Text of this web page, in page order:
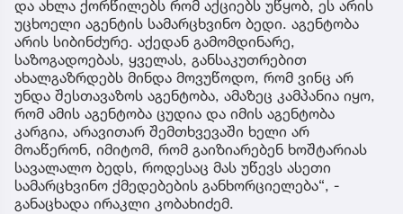
და ახლა ქორწილებს რომ აქციებს უწყობ, ეს არის
უცხოელი აგენტის სამარცხვინო ბედი. აგენტობა
არის სიბინძურე. აქედან გამომდინარე,
საზოგადოებას, ყველას, განსაკუთრებით
ახალგაზრდებს მინდა მოვუწოდო, რომ ვინც არ
უნდა შესთავაზოს აგენტობა, ამაზეც კამპანია იყო,
რომ ამის აგენტობა ცუდია და იმის აგენტობა
კარგია, არავითარ შემთხვევაში ხელი არ
მოაწერონ, იმიტომ, რომ გაიზიარებენ ხოშტარიას
სავალალო ბედს, როდესაც მას უწევს ასეთი
სამარცხვინო ქმედებების განხორციელება“, -
განაცხადა ირაკლი კობახიძემ.